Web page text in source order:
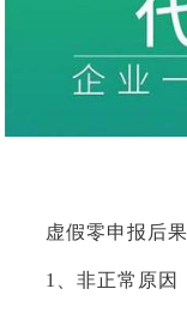
虚假零申报后果
1、非正常原因，